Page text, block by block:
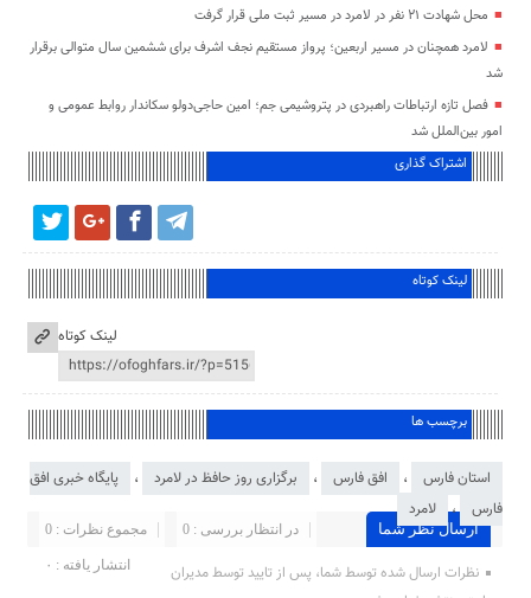
محل شهادت ۲۱ نفر در لامرد در مسیر ثبت ملی قرار گرفت
لامرد همچنان در مسیر اربعین؛ پرواز مستقیم نجف اشرف برای ششمین سال متوالی برقرار
شد
فصل تازه ارتباطات راهبردی در پتروشیمی جم؛ امین حاجی‌دولو سکاندار روابط عمومی و
امور بین‌الملل شد
اشتراک گذاری
لینک کوتاه
لینک کوتاه
برچسب ها
استان فارس ، افق فارس ، برگزاری روز حافظ در لامرد ،
پایگاه خبری افق
فارس ، لامرد
ارسال نظر شما مجموع نظرات : 0 در انتظار بررسی : 0
انتشار یافته : ۰
نظرات ارسال شده توسط شما، پس از تایید توسط مدیران